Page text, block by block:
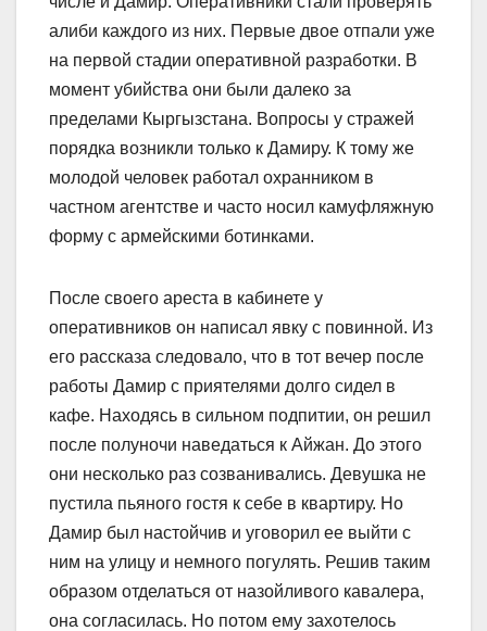
алиби каждого из них. Первые двое отпали уже
на первой стадии оперативной разработки. В
момент убийства они были далеко за
пределами Кыргызстана. Вопросы у стражей
порядка возникли только к Дамиру. К тому же
молодой человек работал охранником в
частном агентстве и часто носил камуфляжную
форму с армейскими ботинками.
После своего ареста в кабинете у
оперативников он написал явку с повинной. Из
его рассказа следовало, что в тот вечер после
работы Дамир с приятелями долго сидел в
кафе. Находясь в сильном подпитии, он решил
после полуночи наведаться к Айжан. До этого
они несколько раз созванивались. Девушка не
пустила пьяного гостя к себе в квартиру. Но
Дамир был настойчив и уговорил ее выйти с
ним на улицу и немного погулять. Решив таким
образом отделаться от назойливого кавалера,
она согласилась. Но потом ему захотелось